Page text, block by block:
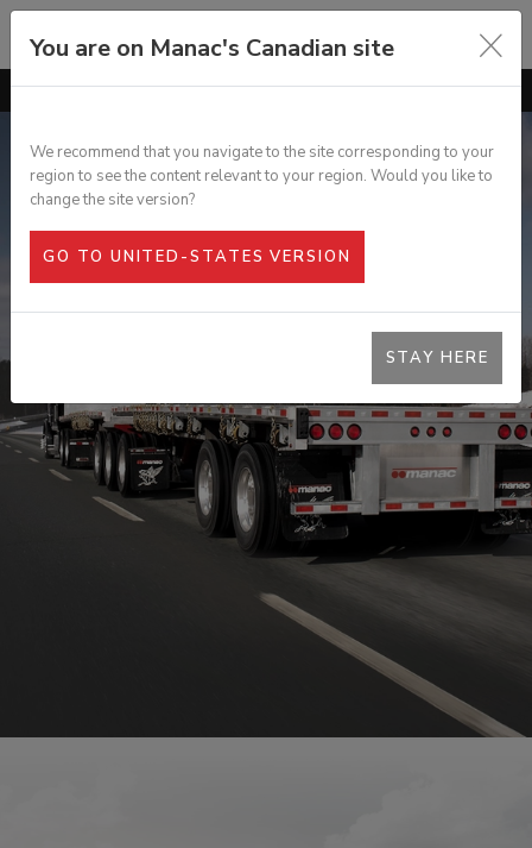
ALLER À GÉNÉRAL
OPTIONS
GALERIE PHOTOS
PLATE-FORME FIABLE EN COMBO
You are on Manac's Canadian site
We recommend that you navigate to the site corresponding to your
region to see the content relevant to your region. Would you like to
change the site version?
GO TO UNITED-STATES VERSION
STAY HERE